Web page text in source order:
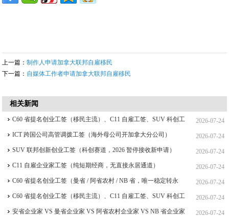
上一篇：制作人申请加拿大联邦自雇移民
下一篇： 自媒体工作者申请加拿大联邦自雇移民
相关新闻
2026-07-24
C60 省提名创业工签（移民主流）、C11 自雇工签、SUV 科创工
签、ICT 跨国高管工签比较 2026-07-24
ICT 跨国公司高管调拨工签（海外母公司开加拿大分公司）
2026-07-24
SUV 联邦创新创业工签（科创赛道，2026 暂停接收新申请）
2026-07-24
C11 自雇企业家工签（纯短期经商，无直接永居通道）
2026-07-24
C60 省提名创业工签（曼省 / 阿省农村 / NB 省，唯一稳定转永
居，重点） 2026-07-24
C60 省提名创业工签（移民主流）、C11 自雇工签、SUV 科创工
签、ICT 跨国高管工签 2026-07-24
安省企业家 VS 曼省企业家 VS 阿省农村企业家 VS NB 省企业家